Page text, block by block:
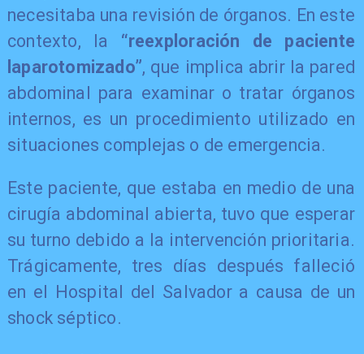
necesitaba una revisión de órganos. En este
contexto, la “reexploración de paciente
laparotomizado”, que implica abrir la pared
abdominal para examinar o tratar órganos
internos, es un procedimiento utilizado en
situaciones complejas o de emergencia.
Este paciente, que estaba en medio de una
cirugía abdominal abierta, tuvo que esperar
su turno debido a la intervención prioritaria.
Trágicamente, tres días después falleció
en el Hospital del Salvador a causa de un
shock séptico.